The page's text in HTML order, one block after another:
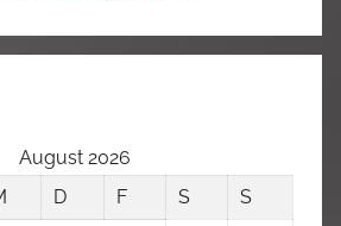
August 2026
D F S
S